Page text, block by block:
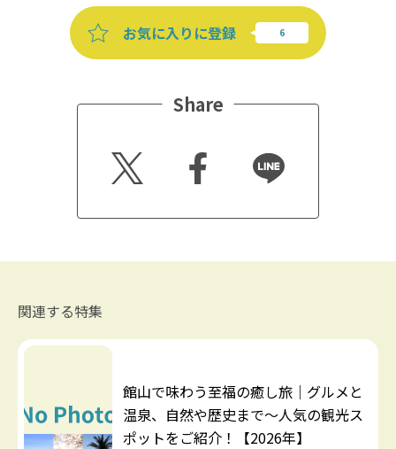
お気に入りに登録
Share
Twitt
er
Faceb
ook
Line
関連する特集
館山で味わう至福の癒し旅｜グルメと
温泉、自然や歴史まで～人気の観光ス
ポットをご紹介！【2026年】